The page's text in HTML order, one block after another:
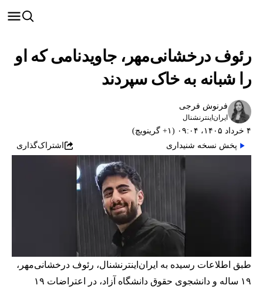
رئوف درخشانی‌مهر، جاویدنامی که او
را شبانه به خاک سپردند
فرنوش فرجی
ایران‌اینترنشنال
۴ خرداد ۱۴۰۵، ۰۹:۰۴ (‎+۱ گرینویچ)
پخش نسخه شنیداری
اشتراک‌گذاری
طبق اطلاعات رسیده به ایران‌اینترنشنال، رئوف درخشانی‌مهر،
۱۹ ساله و دانشجوی حقوق دانشگاه آزاد، در اعتراضات ۱۹